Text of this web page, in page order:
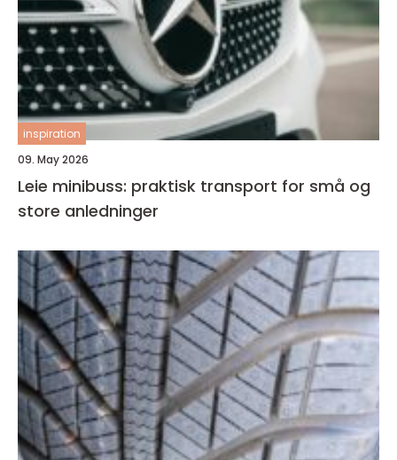
inspiration
09. May 2026
Leie minibuss: praktisk transport for små og
store anledninger